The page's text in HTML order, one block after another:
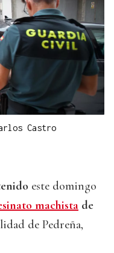
Castro
este domingo
machista de
de Pedreña,